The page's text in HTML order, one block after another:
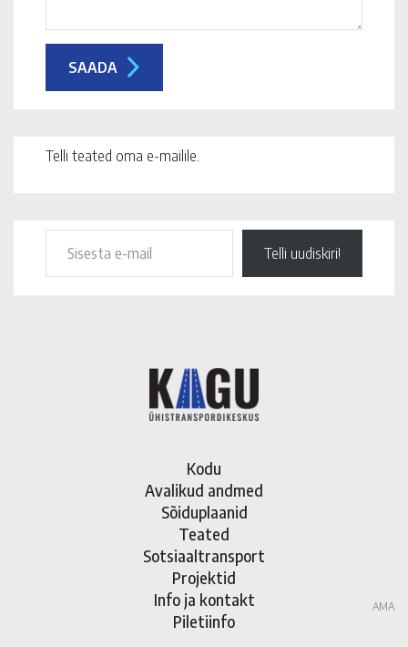
Telli teated oma e-mailile.
Telli uudiskiri!
Kodu
Avalikud andmed
Sõiduplaanid
Teated
Sotsiaaltransport
Projektid
Info ja kontakt
Piletiinfo
AMA